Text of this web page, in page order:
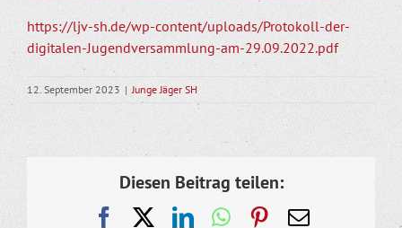
https://ljv-sh.de/wp-content/uploads/Protokoll-der-
digitalen-Jugendversammlung-am-29.09.2022.pdf
12. September 2023 | Junge Jäger SH
Diesen Beitrag teilen:
FacebookLinkedInWhatsApp
Pinterest
E-